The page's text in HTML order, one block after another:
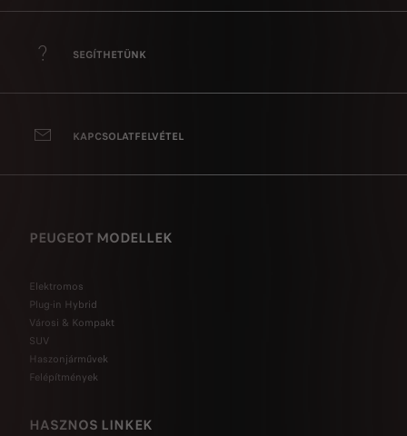
SEGÍTHETÜNK
KAPCSOLATFELVÉTEL
PEUGEOT MODELLEK
Elektromos
Plug-in Hybrid
Városi & Kompakt
SUV
Haszonjárművek
Felépítmények
HASZNOS LINKEK